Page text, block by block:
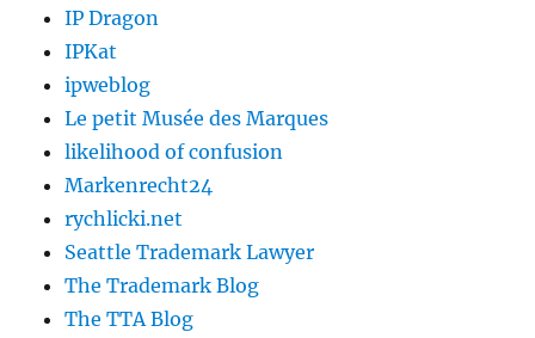
IP Dragon
IPKat
ipweblog
Le petit Musée des Marques
likelihood of confusion
Markenrecht24
rychlicki.net
Seattle Trademark Lawyer
The Trademark Blog
The TTA Blog